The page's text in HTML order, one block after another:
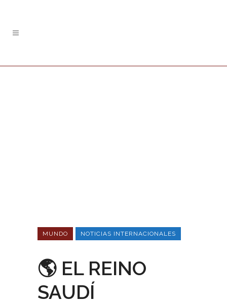
MUNDO NOTICIAS INTERNACIONALES
🌎 EL REINO
SAUDÍ